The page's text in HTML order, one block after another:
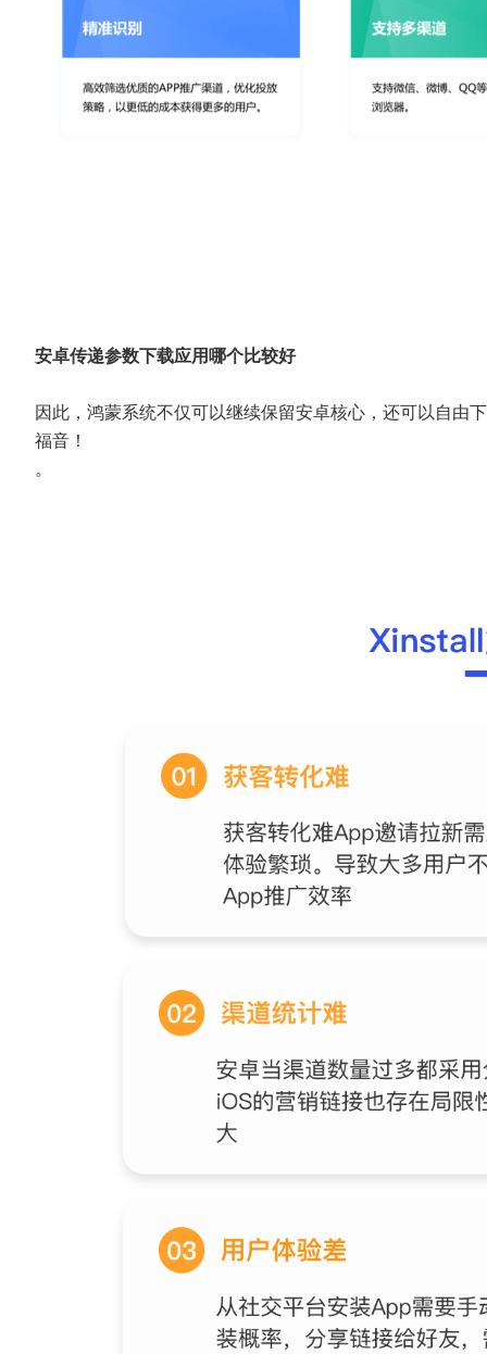
安卓传递参数下载应用哪个比较好
因此，鸿蒙系统不仅可以继续保留安卓核心，还可以自由
福音！
。